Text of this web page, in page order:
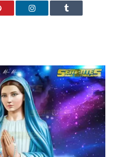
Pinterest LinkedIn Tumblr